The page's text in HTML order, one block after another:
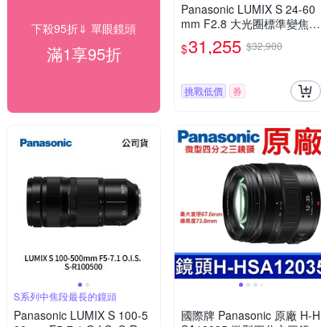
下殺95折⇓ 單眼鏡頭
滿1享95折
Panasonic LUMIX S 24-60
mm F2.8 大光圈標準變焦鏡
頭 公司貨 S-E2460GC
$31,255 $32,900
挑戰低價 券
S系列中焦段最長的鏡頭
Panasonic LUMIX S 100-5
國際牌 Panasonic 原廠 H-H